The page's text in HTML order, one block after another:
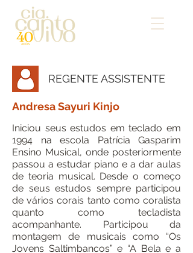
REGENTE ASSISTENTE
Andresa Sayuri Kinjo
Iniciou seus estudos em teclado em
1994 na escola Patrícia Gasparim
Ensino Musical, onde posteriormente
passou a estudar piano e a dar aulas
de teoria musical. Desde o começo
de seus estudos sempre participou
de vários corais tanto como coralista
quanto como tecladista
acompanhante. Participou da
montagem de musicais como “Os
Jovens Saltimbancos” e “A Bela e a